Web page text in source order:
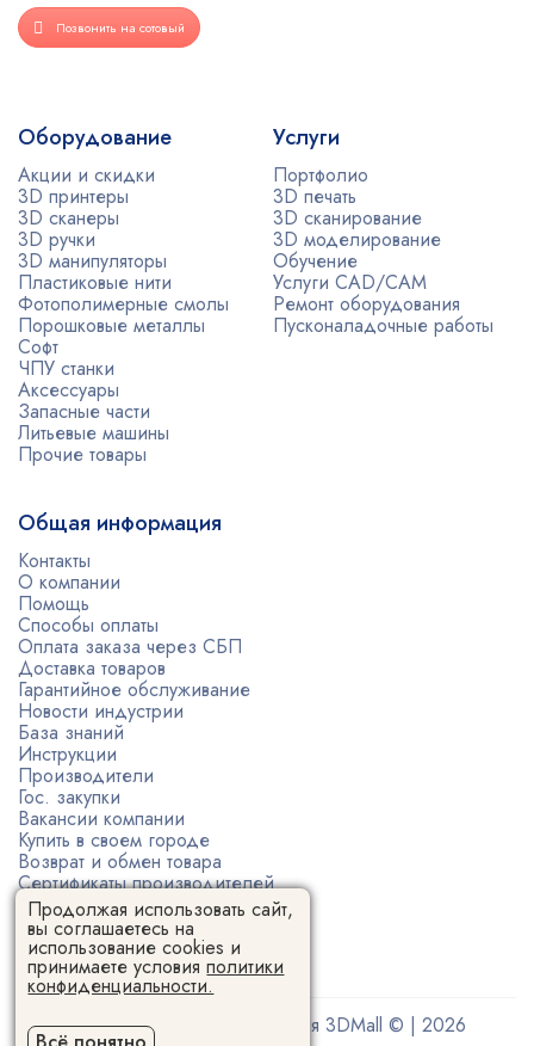
Позвонить на сотовый
Оборудование
Акции и скидки
3D принтеры
3D сканеры
3D ручки
3D манипуляторы
Пластиковые нити
Фотополимерные смолы
Порошковые металлы
Софт
ЧПУ станки
Аксессуары
Запасные части
Литьевые машины
Прочие товары
Услуги
Портфолио
3D печать
3D сканирование
3D моделирование
Обучение
Услуги CAD/CAM
Ремонт оборудования
Пусконаладочные работы
Общая информация
Контакты
О компании
Помощь
Способы оплаты
Оплата заказа через СБП
Доставка товаров
Гарантийное обслуживание
Новости индустрии
База знаний
Инструкции
Производители
Гос. закупки
Вакансии компании
Купить в своем городе
Возврат и обмен товара
Сертификаты производителей
Политика конфиденциальности
Пользовательское соглашение
Поставщик 3D-оборудования 3DMall © | 2026
Продолжая использовать сайт,
вы соглашаетесь на
использование cookies и
принимаете условияполитики
конфиденциальности.